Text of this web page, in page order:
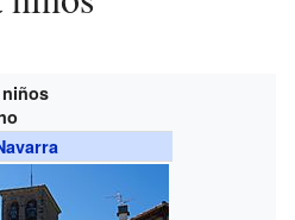
niños